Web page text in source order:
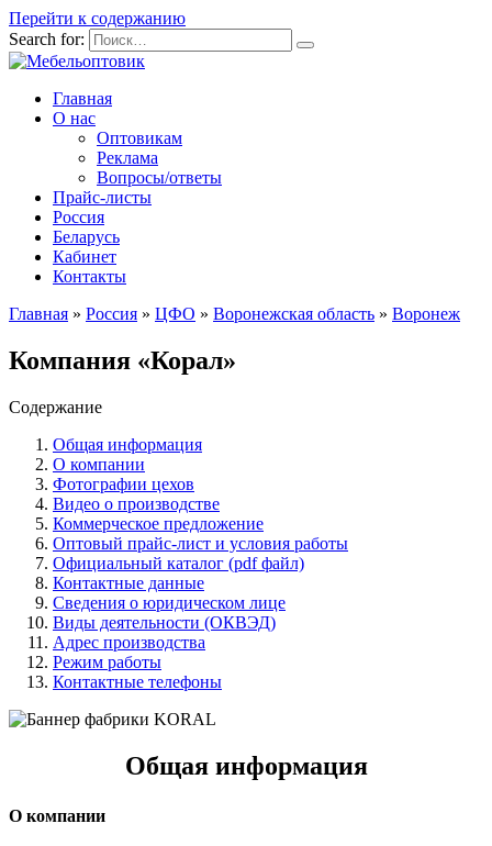
Перейти к содержанию
Search for:
Главная
О нас
Оптовикам
Реклама
Вопросы/ответы
Прайс-листы
Россия
Беларусь
Кабинет
Контакты
Главная » Россия » ЦФО » Воронежская область » Воронеж
Компания «Корал»
Содержание
Общая информация
О компании
Фотографии цехов
Видео о производстве
Коммерческое предложение
Оптовый прайс-лист и условия работы
Официальный каталог (pdf файл)
Контактные данные
Сведения о юридическом лице
Виды деятельности (ОКВЭД)
Адрес производства
Режим работы
Контактные телефоны
Общая информация
О компании